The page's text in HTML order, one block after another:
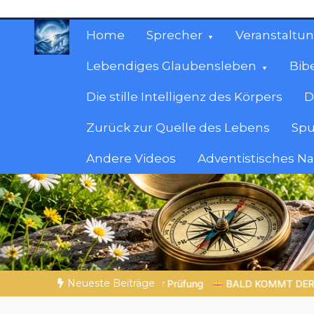
springen
Home Sprecher
Lebendiges Glaubensleben
Die stille Intelligenz des Körpers
Zurück zur Quelle des Lebens
Andere Videos Adventistisches
Christliche
Materialien, die stärken. Antworten, die
Neueste Beiträge
BALD KOMMT DER KÖNIG | 07.08.2026 |